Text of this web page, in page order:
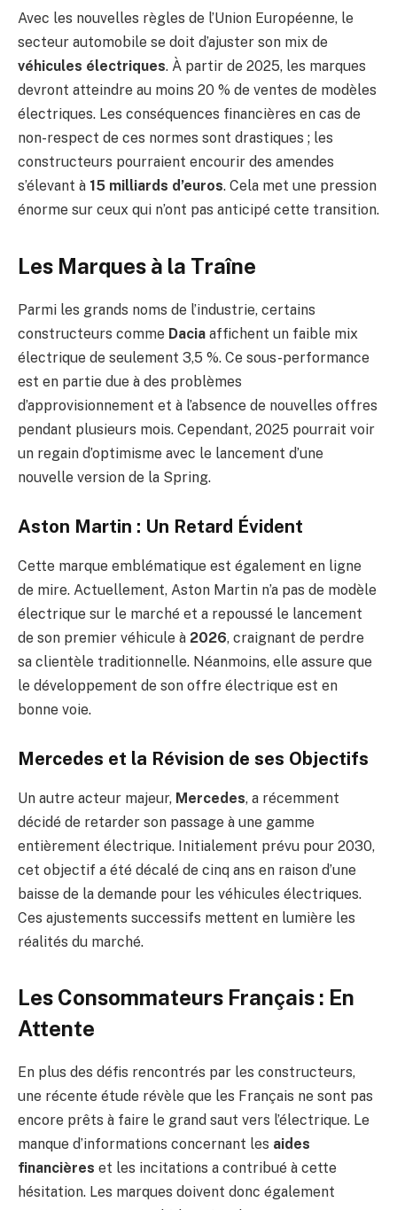
Avec les nouvelles règles de l’Union Européenne, le
secteur automobile se doit d’ajuster son mix de
véhicules électriques. À partir de 2025, les marques
devront atteindre au moins 20 % de ventes de modèles
électriques. Les conséquences financières en cas de
non-respect de ces normes sont drastiques ; les
constructeurs pourraient encourir des amendes
s’élevant à 15 milliards d’euros. Cela met une pression
énorme sur ceux qui n’ont pas anticipé cette transition.
Les Marques à la Traîne
Parmi les grands noms de l’industrie, certains
constructeurs comme Dacia affichent un faible mix
électrique de seulement 3,5 %. Ce sous-performance
est en partie due à des problèmes
d’approvisionnement et à l’absence de nouvelles offres
pendant plusieurs mois. Cependant, 2025 pourrait voir
un regain d’optimisme avec le lancement d’une
nouvelle version de la Spring.
Aston Martin : Un Retard Évident
Cette marque emblématique est également en ligne
de mire. Actuellement, Aston Martin n’a pas de modèle
électrique sur le marché et a repoussé le lancement
de son premier véhicule à 2026, craignant de perdre
sa clientèle traditionnelle. Néanmoins, elle assure que
le développement de son offre électrique est en
bonne voie.
Mercedes et la Révision de ses Objectifs
Un autre acteur majeur, Mercedes, a récemment
décidé de retarder son passage à une gamme
entièrement électrique. Initialement prévu pour 2030,
cet objectif a été décalé de cinq ans en raison d’une
baisse de la demande pour les véhicules électriques.
Ces ajustements successifs mettent en lumière les
réalités du marché.
Les Consommateurs Français : En
Attente
En plus des défis rencontrés par les constructeurs,
une récente étude révèle que les Français ne sont pas
encore prêts à faire le grand saut vers l’électrique. Le
manque d’informations concernant les aides
financières et les incitations a contribué à cette
hésitation. Les marques doivent donc également